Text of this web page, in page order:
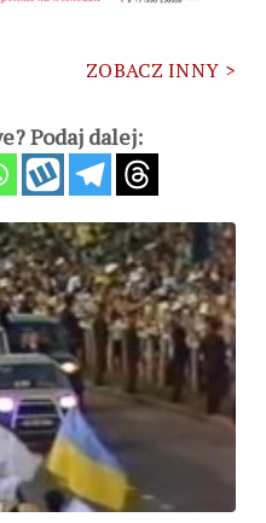
ZOBACZ INNY >
Podaj dalej: